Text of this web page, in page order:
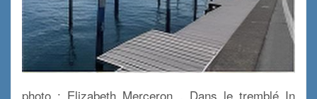
photo : Elizabeth Merceron . Dans le tremblé In